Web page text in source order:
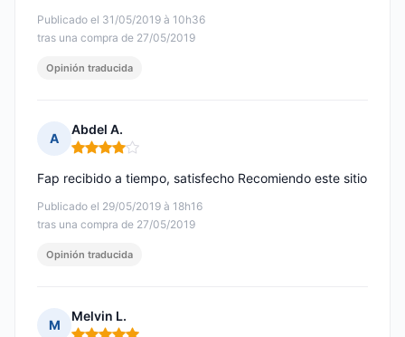
Publicado el 31/05/2019 à 10h36
tras una compra de 27/05/2019
Opinión traducida
A
Abdel A.
Nota: 4 de 5
Publicado el 29/05/2019 à 18h16
tras una compra de 27/05/2019
Fap recibido a tiempo, satisfecho Recomiendo este sitio
Opinión traducida
M
Melvin L.